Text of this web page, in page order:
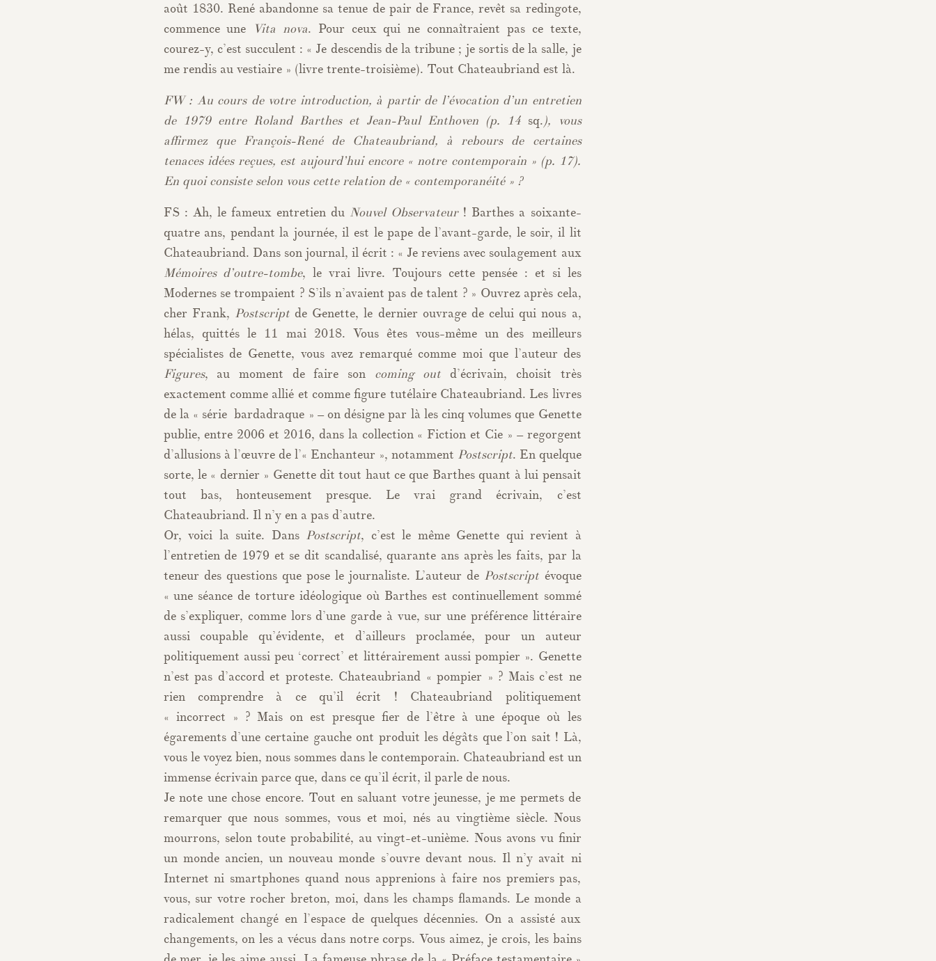
août 1830. René abandonne sa tenue de pair de France, revêt sa redingote,
commence une
Vita nova. Pour ceux qui ne connaîtraient pas ce texte,
courez-y, c’est succulent : « Je descendis de la tribune ; je sortis de la salle, je
me rendis au vestiaire » (livre trente-troisième). Tout Chateaubriand est là.
FW : Au cours de votre introduction, à partir de l’évocation d’un entretien
de 1979 entre Roland Barthes et Jean-Paul Enthoven (p. 14 sq.), vous
affirmez que François-René de Chateaubriand, à rebours de certaines
tenaces idées reçues, est aujourd’hui encore « notre contemporain » (p. 17).
En quoi consiste selon vous cette relation de « contemporanéité » ?
FS : Ah, le fameux entretien du Nouvel Observateur ! Barthes a soixante-
quatre ans, pendant la journée, il est le pape de l’avant-garde, le soir, il lit
Chateaubriand. Dans son journal, il écrit : « Je reviens avec soulagement aux
Mémoires d’outre-tombe, le vrai livre. Toujours cette pensée : et si les
Modernes se trompaient ? S’ils n’avaient pas de talent ? » Ouvrez après cela,
cher Frank, Postscriptde Genette, le dernier ouvrage de celui qui nous a,
hélas, quittés le 11 mai 2018. Vous êtes vous-même un des meilleurs
spécialistes de Genette, vous avez remarqué comme moi que l’auteur des
Figures, au moment de faire son coming out d’écrivain, choisit très
exactement comme allié et comme figure tutélaire Chateaubriand. Les livres
de la « série bardadraque » – on désigne par là les cinq volumes que Genette
publie, entre 2006 et 2016, dans la collection « Fiction et Cie » – regorgent
d’allusions à l’œuvre de l’« Enchanteur », notamment Postscript. En quelque
sorte, le « dernier » Genette dit tout haut ce que Barthes quant à lui pensait
tout bas, honteusement presque. Le vrai grand écrivain, c’est
Chateaubriand. Il n’y en a pas d’autre.
Or, voici la suite. Dans Postscript, c’est le même Genette qui revient à
l’entretien de 1979 et se dit scandalisé, quarante ans après les faits, par la
teneur des questions que pose le journaliste. L’auteur de Postscript évoque
« une séance de torture idéologique où Barthes est continuellement sommé
de s’expliquer, comme lors d’une garde à vue, sur une préférence littéraire
aussi coupable qu’évidente, et d’ailleurs proclamée, pour un auteur
politiquement aussi peu ‘correct’ et littérairement aussi pompier ». Genette
n’est pas d’accord et proteste. Chateaubriand « pompier » ? Mais c’est ne
rien comprendre à ce qu’il écrit ! Chateaubriand politiquement
« incorrect » ? Mais on est presque fier de l’être à une époque où les
égarements d’une certaine gauche ont produit les dégâts que l’on sait ! Là,
vous le voyez bien, nous sommes dans le contemporain. Chateaubriand est un
immense écrivain parce que, dans ce qu’il écrit, il parle de nous.
Je note une chose encore. Tout en saluant votre jeunesse, je me permets de
remarquer que nous sommes, vous et moi, nés au vingtième siècle. Nous
mourrons, selon toute probabilité, au vingt-et-unième. Nous avons vu finir
un monde ancien, un nouveau monde s’ouvre devant nous. Il n’y avait ni
Internet ni smartphones quand nous apprenions à faire nos premiers pas,
vous, sur votre rocher breton, moi, dans les champs flamands. Le monde a
radicalement changé en l’espace de quelques décennies. On a assisté aux
changements, on les a vécus dans notre corps. Vous aimez, je crois, les bains